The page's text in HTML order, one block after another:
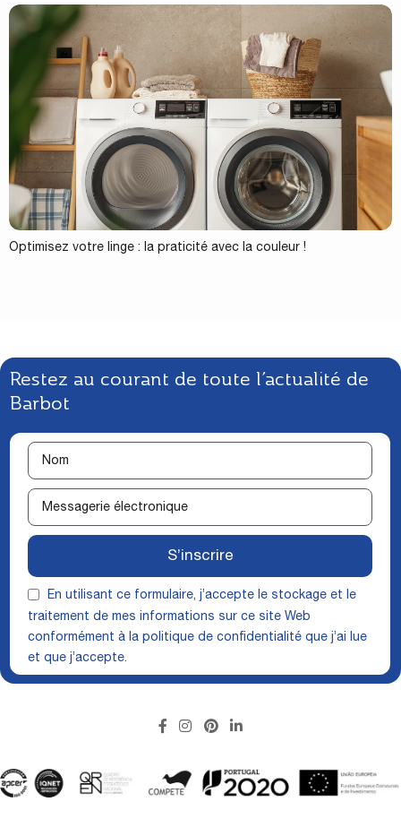
Optimisez votre linge : la praticité avec la couleur !
Restez au courant de toute l’actualité de
Barbot
En utilisant ce formulaire, j’accepte le stockage et le
traitement de mes informations sur ce site Web
conformément à la politique de confidentialité que j’ai lue
et que j’accepte.
S’inscrire